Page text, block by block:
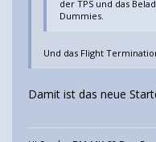
der TPS und das
Dummies.
Und das Flight
Damit ist das neue